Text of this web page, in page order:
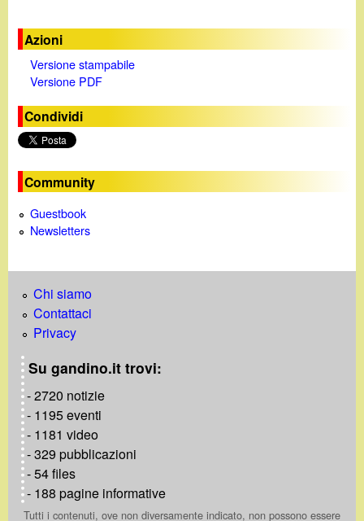
Azioni
Versione stampabile
Versione PDF
Condividi
Community
Guestbook
Newsletters
Chi siamo
Contattaci
Privacy
Su gandino.it trovi:
- 2720 notizie
- 1195 eventi
- 1181 video
- 329 pubblicazioni
- 54 files
- 188 pagine informative
Tutti i contenuti, ove non diversamente indicato, non possono essere